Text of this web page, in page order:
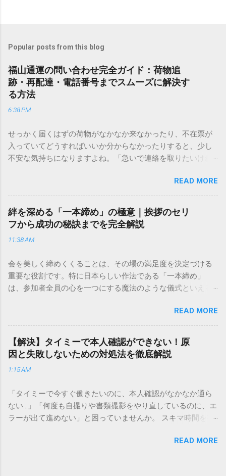
Popular posts from this blog
福山通運の問い合わせ完全ガイド：荷物追
跡・再配達・電話番号までスムーズに解決す
る方法
6:38 PM
せっかく届くはずの荷物がなかなか来なかったり、不在票が
入っていてどうすればいいか分からなかったりすると、少し
不安な気持ちになりますよね。「急いで連絡を取りたいけれ
きできる？」といった疑問を抱える方も多いはずです。 福山
通運は企業間物流のイメージが強いかもしれませんが、個人
向けの宅配サービスも非常に充実しています。大切なのは、
目的に合わせた適切な連絡先を選ぶことです。この記事で
は、荷物の追跡確認から営業所への電話連絡、再配達の依頼
手順まで、初めての方でも迷わずに解決できる方法を詳しく
本全国に広範なネットワークを持つ大手運送会社です。特に
重量物や大型の荷物、そして企業間の輸送において圧倒的な
実績を誇ります。 個人で利用する場合、他の宅配業者と少し
いう特徴があります。地域に密着した各拠点が配送をコント
ロールしているため、現場の状況に合わせた柔軟な相談がし
やすいのがメリットです。まずは、今抱えている悩みがどの
サービスで解決できるかを確認していきましょう。 1. 荷物の
るのが最も効率的です。現在の荷物がいったいどこにあるの
か、いつ届く予定なのかは、お手元の番号一つで判明しま
す。 伝票番号（お問い合わせ番号）を準備する : 送り状（伝
票）の控えに記載されている、数字の並びを確認してくださ
い。これが荷物の識別番号になります。 確認できる内容 : 集
READ MORE
絆を深める「一本締め」の極意｜挨拶のセリ
フから成功の秘訣までを完全解説
11:38 AM
会を美しく締めくくることは、その場の満足度を決定づける
重要な役割です。特に日本らしい作法である「一本締め」
は、参加者全員の心を一つにする魔法のような儀式といえる
「手拍子のリズムに自信がない」と不安を感じる方も多いは
ずです。この記事では、ビジネスからカジュアルな集まりま
で、どのような場面でも堂々と立ち振る舞えるための「一本
締め」の作法を、基礎知識から具体的なセリフ例まで丁寧に
解説します。 一本締めとは？その本質と効果 一本締めは、単
に手を叩いて終わらせる作業ではありません。その時間、そ
て刻み込む伝統的な儀礼です。 一本締めがもたらすポジティ
ブな効果 一体感の創出 参加者全員が一斉に同じリズムを刻む
ことで、集団としての連帯感が生まれます。 心地よい終幕
韻を大切にしながら、すっきりと解散することができます。
READ MORE
【解決】タイミーで本人確認ができない！原
因と失敗しないための対処法を徹底解説
1:15 AM
「タイミーで今すぐ働きたいのに、本人確認がなかなか通ら
ない…」「何度も自撮りや書類撮影をやり直しているのに、エ
ラーが出て進めない」と困っていませんか。 スキマ時間を有
賢い働き方に欠かせないツールです。しかし、その最初の壁
READ MORE